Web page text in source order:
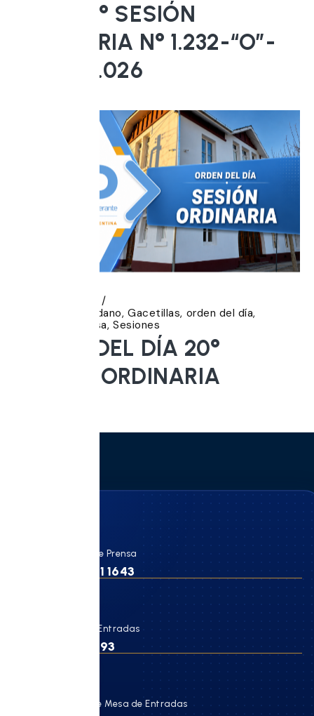
ACTA 19° SESIÓN
ORDINARIA N° 1.232-“O”-
30/07/2.026
Banca del Ciudadano Gacetillas orden del día
Prensa Sesiones
ORDEN DEL DÍA 20°
SESION ORDINARIA
Celular de Prensa
260 401 1643
Mesa de Entradas
447 0993
Correo de Mesa de Entradas